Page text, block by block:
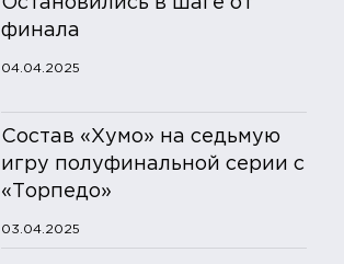
финала
04.04.2025
Состав «Хумо» на седьмую
игру полуфинальной серии с
«Торпедо»
03.04.2025